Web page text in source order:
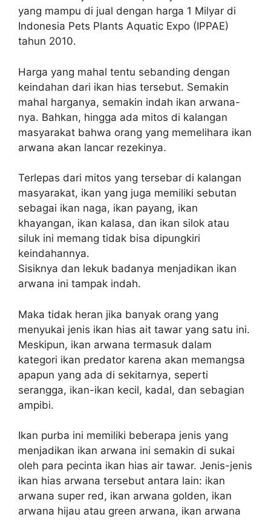
yang mampu di jual dengan harga 1 Milyar di
Indonesia Pets Plants Aquatic Expo (IPPAE)
tahun 2010.
Harga yang mahal tentu sebanding dengan
keindahan dari ikan hias tersebut. Semakin
mahal harganya, semakin indah ikan arwana-
nya. Bahkan, hingga ada mitos di kalangan
masyarakat bahwa orang yang memelihara ikan
arwana akan lancar rezekinya.
Terlepas dari mitos yang tersebar di kalangan
masyarakat, ikan yang juga memiliki sebutan
sebagai ikan naga, ikan payang, ikan
khayangan, ikan kalasa, dan ikan silok atau
siluk ini memang tidak bisa dipungkiri
keindahannya.
Sisiknya dan lekuk badanya menjadikan ikan
arwana ini tampak indah.
Maka tidak heran jika banyak orang yang
menyukai jenis ikan hias ait tawar yang satu ini.
Meskipun, ikan arwana termasuk dalam
kategori ikan predator karena akan memangsa
apapun yang ada di sekitarnya, seperti
serangga, ikan-ikan kecil, kadal, dan sebagian
ampibi.
Ikan purba ini memiliki beberapa jenis yang
menjadikan ikan arwana ini semakin di sukai
oleh para pecinta ikan hias air tawar. Jenis-jenis
ikan hias arwana tersebut antara lain: ikan
arwana super red, ikan arwana golden, ikan
arwana hijau atau green arwana, ikan arwana